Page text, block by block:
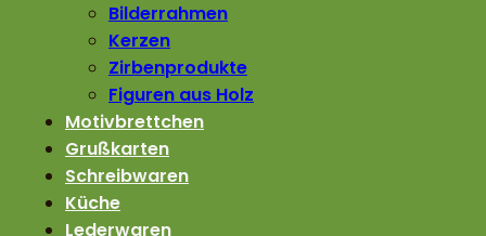
Bilderrahmen
Kerzen
Zirbenprodukte
Figuren aus Holz
Motivbrettchen
Grußkarten
Schreibwaren
Küche
Lederwaren